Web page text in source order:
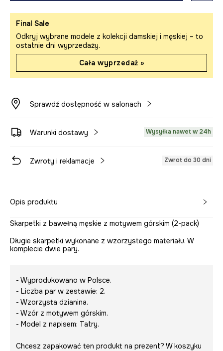
Final Sale
Odkryj wybrane modele z kolekcji damskiej i męskiej – to
ostatnie dni wyprzedaży.
Cała wyprzedaż »
Sprawdź dostępność w salonach
Warunki dostawy Wysyłka nawet w 24h
Zwroty i reklamacje Zwrot do 30 dni
Opis produktu
Skarpetki z bawełną męskie z motywem górskim (2-pack)
Długie skarpetki wykonane z wzorzystego materiału. W
komplecie dwie pary.
- Wyprodukowano w Polsce.
- Liczba par w zestawie: 2.
- Wzorzysta dzianina.
- Wzór z motywem górskim.
- Model z napisem: Tatry.
Chcesz zapakować ten produkt na prezent? W koszyku